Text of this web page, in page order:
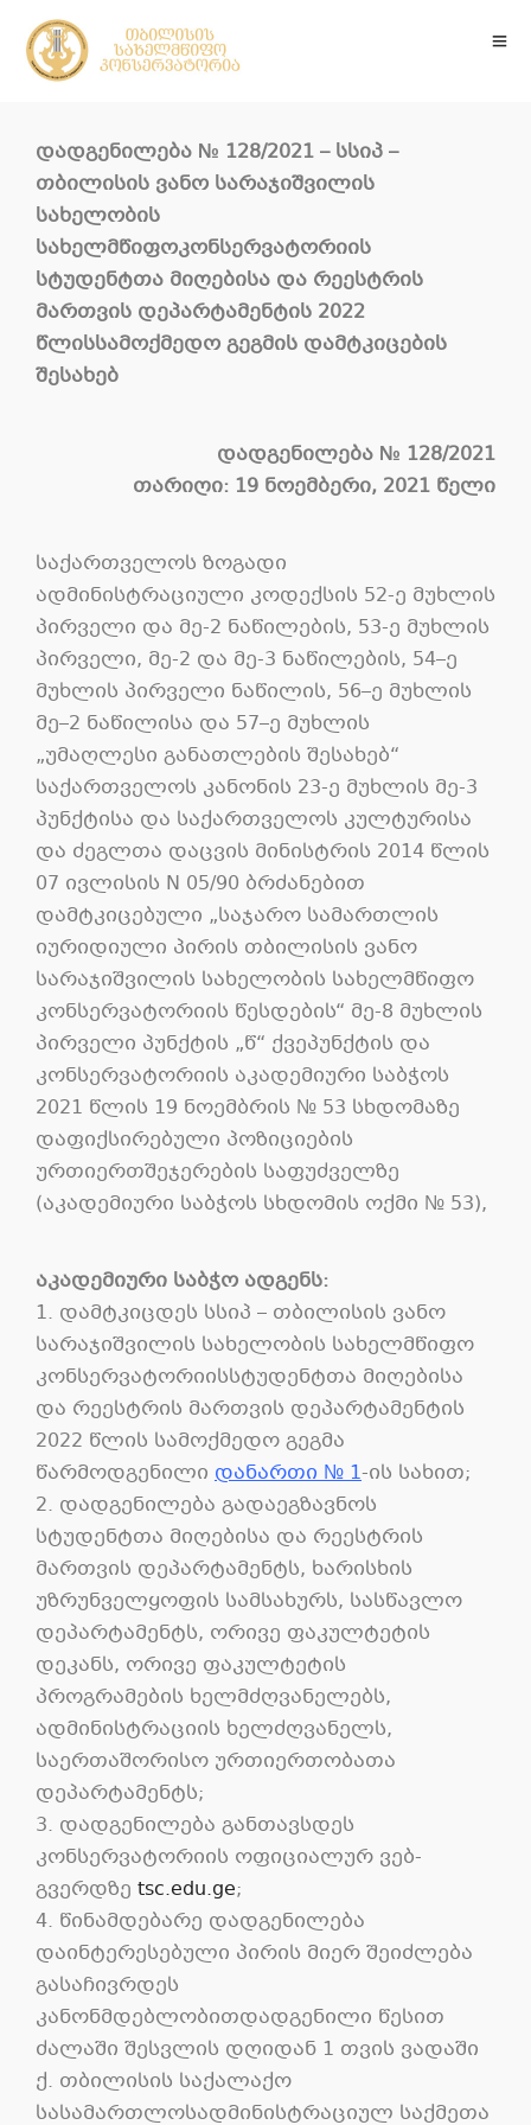
დადგენილება № 128/2021 – სსიპ –
თბილისის ვანო სარაჯიშვილის
სახელობის
სახელმწიფოკონსერვატორიის
სტუდენტთა მიღებისა და რეესტრის
მართვის დეპარტამენტის 2022
წლისსამოქმედო გეგმის დამტკიცების
შესახებ
დადგენილება № 128/2021
თარიღი: 19 ნოემბერი, 2021 წელი
საქართველოს ზოგადი
ადმინისტრაციული კოდექსის 52-ე მუხლის
პირველი და მე-2 ნაწილების, 53-ე მუხლის
პირველი, მე-2 და მე-3 ნაწილების, 54–ე
მუხლის პირველი ნაწილის, 56–ე მუხლის
მე–2 ნაწილისა და 57–ე მუხლის
„უმაღლესი განათლების შესახებ“
საქართველოს კანონის 23-ე მუხლის მე-3
პუნქტისა და საქართველოს კულტურისა
და ძეგლთა დაცვის მინისტრის 2014 წლის
07 ივლისის N 05/90 ბრძანებით
დამტკიცებული „საჯარო სამართლის
იურიდიული პირის თბილისის ვანო
სარაჯიშვილის სახელობის სახელმწიფო
კონსერვატორიის წესდების“ მე-8 მუხლის
პირველი პუნქტის „წ“ ქვეპუნქტის და
კონსერვატორიის აკადემიური საბჭოს
2021 წლის 19 ნოემბრის № 53 სხდომაზე
დაფიქსირებული პოზიციების
ურთიერთშეჯერების საფუძველზე
(აკადემიური საბჭოს სხდომის ოქმი № 53),
აკადემიური საბჭო ადგენს:
1. დამტკიცდეს სსიპ – თბილისის ვანო
სარაჯიშვილის სახელობის სახელმწიფო
კონსერვატორიისსტუდენტთა მიღებისა
და რეესტრის მართვის დეპარტამენტის
2022 წლის სამოქმედო გეგმა
წარმოდგენილი დანართი № 1-ის სახით;
2. დადგენილება გადაეგზავნოს
სტუდენტთა მიღებისა და რეესტრის
მართვის დეპარტამენტს, ხარისხის
უზრუნველყოფის სამსახურს, სასწავლო
დეპარტამენტს, ორივე ფაკულტეტის
დეკანს, ორივე ფაკულტეტის
პროგრამების ხელმძღვანელებს,
ადმინისტრაციის ხელძღვანელს,
საერთაშორისო ურთიერთობათა
დეპარტამენტს;
3. დადგენილება განთავსდეს
კონსერვატორიის ოფიციალურ ვებ-
გვერდზე tsc.edu.ge;
4. წინამდებარე დადგენილება
დაინტერესებული პირის მიერ შეიძლება
გასაჩივრდეს
კანონმდებლობითდადგენილი წესით
ძალაში შესვლის დღიდან 1 თვის ვადაში
ქ. თბილისის საქალაქო
სასამართლოსადმინისტრაციულ საქმეთა